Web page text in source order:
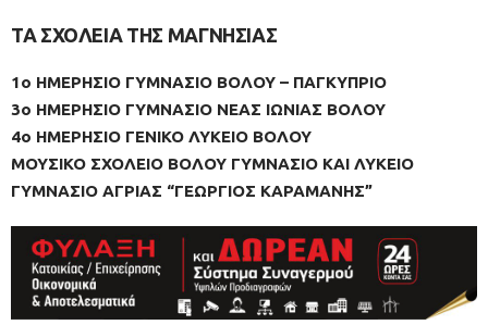
TA ΣΧΟΛΕΙΑ ΤΗΣ ΜΑΓΝΗΣΙΑΣ
1ο ΗΜΕΡΗΣΙΟ ΓΥΜΝΑΣΙΟ ΒΟΛΟΥ – ΠΑΓΚΥΠΡΙΟ
3ο ΗΜΕΡΗΣΙΟ ΓΥΜΝΑΣΙΟ ΝΕΑΣ ΙΩΝΙΑΣ ΒΟΛΟΥ
4ο ΗΜΕΡΗΣΙΟ ΓΕΝΙΚΟ ΛΥΚΕΙΟ ΒΟΛΟΥ
ΜΟΥΣΙΚΟ ΣΧΟΛΕΙΟ ΒΟΛΟΥ ΓΥΜΝΑΣΙΟ ΚΑΙ ΛΥΚΕΙΟ
ΓΥΜΝΑΣΙΟ ΑΓΡΙΑΣ “ΓΕΩΡΓΙΟΣ ΚΑΡΑΜΑΝΗΣ”